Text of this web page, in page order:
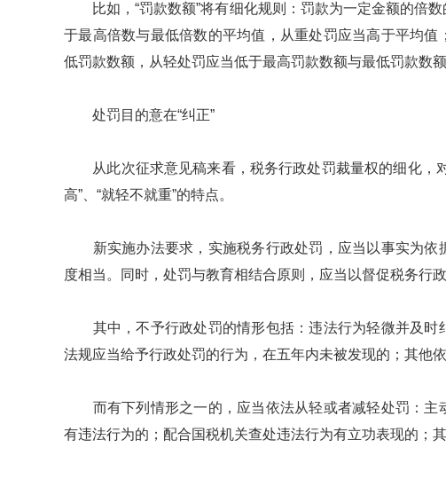
比如，“罚款数额”将有细化规则：罚款为一定金额的倍
于最高倍数与最低倍数的平均值，从重处罚应当高于平均
低罚款数额，从轻处罚应当低于最高罚款数额与最低罚款数
处罚目的意在“纠正”
从此次征求意见稿来看，税务行政处罚裁量权的细化，
高”、“就轻不就重”的特点。
新实施办法要求，实施税务行政处罚，应当以事实为依
度相当。同时，处罚与教育相结合原则，应当以督促税务行
其中，不予行政处罚的情形包括：违法行为轻微并及时
法规应当给予行政处罚的行为，在五年内未被发现的；其他
而有下列情形之一的，应当依法从轻或者减轻处罚：主
有违法行为的；配合国税机关查处违法行为有立功表现的；